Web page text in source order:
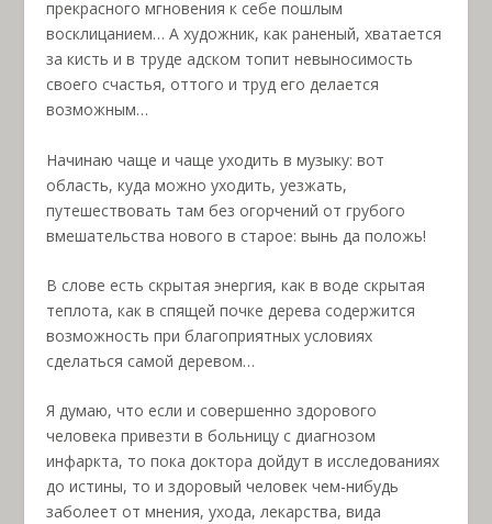
прекрасного мгновения к себе пошлым
восклицанием… А художник, как раненый, хватается
за кисть и в труде адском топит невыносимость
своего счастья, оттого и труд его делается
возможным…
Начинаю чаще и чаще уходить в музыку: вот
область, куда можно уходить, уезжать,
путешествовать там без огорчений от грубого
вмешательства нового в старое: вынь да положь!
В слове есть скрытая энергия, как в воде скрытая
теплота, как в спящей почке дерева содержится
возможность при благоприятных условиях
сделаться самой деревом…
Я думаю, что если и совершенно здорового
человека привезти в больницу с диагнозом
инфаркта, то пока доктора дойдут в исследованиях
до истины, то и здоровый человек чем-нибудь
заболеет от мнения, ухода, лекарства, вида